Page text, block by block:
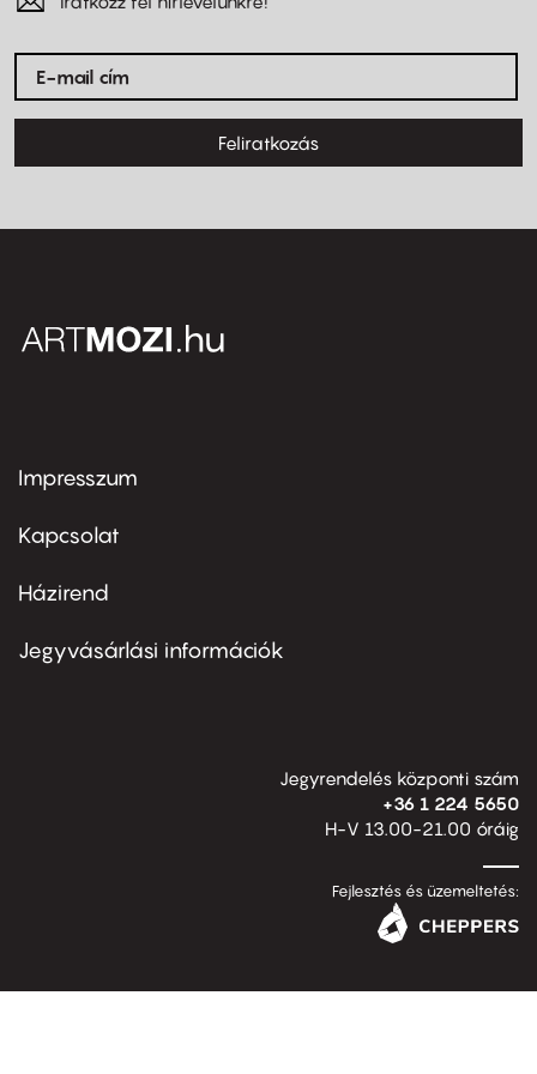
Feliratkozás
Footer
first
Impresszum
Kapcsolat
Footer
second
Házirend
Jegyvásárlási információk
Jegyrendelés központi szám
+36 1 224 5650
H-V 13.00-21.00 óráig
Fejlesztés és üzemeltetés: